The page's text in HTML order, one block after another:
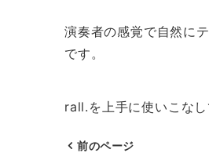
演奏者の感覚で自然に
です。
rall.を上手に使いこな
前のページ